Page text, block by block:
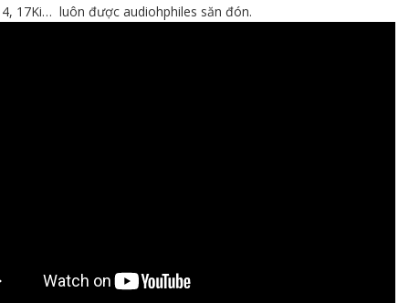
17Ki… luôn được audiohphiles săn đón.